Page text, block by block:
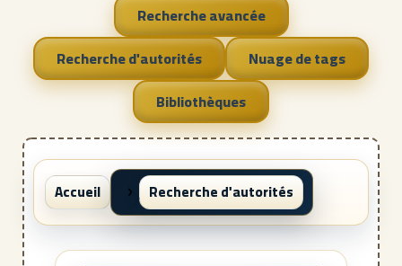
Recherche avancée
Recherche d'autorités
Nuage de tags
Bibliothèques
Accueil Recherche d'autorités